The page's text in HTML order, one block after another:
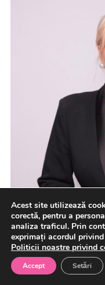
Acest site utilizează
corectă, pentru a
analiza traficul. Prin
exprimați acordul
Politicii noastre privind
Accept Setări